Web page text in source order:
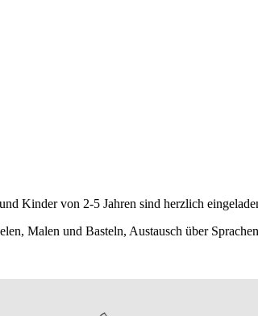
Kinder von 2-5 Jahren sind herzlich
Malen und Basteln, Austausch über